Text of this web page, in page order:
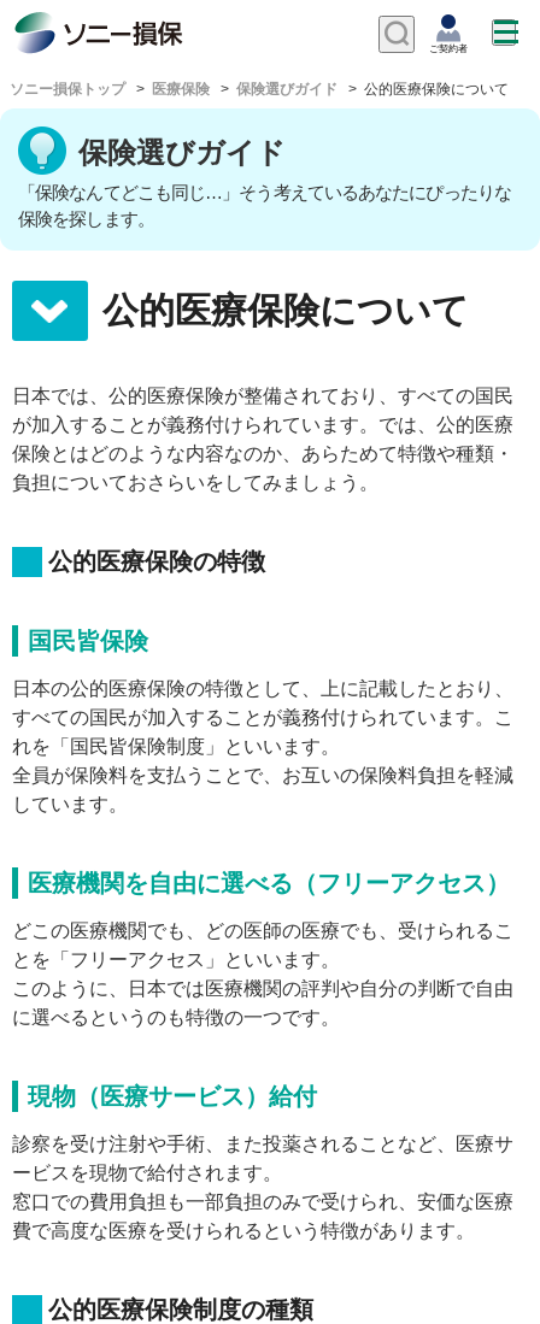
保険選びガイド
保険選びガイド
「保険なんてどこも同じ…」そう考えているあなたにぴったりな
保険を探します。
公的医療保険について
日本では、公的医療保険が整備されており、すべての国民
が加入することが義務付けられています。では、公的医療
保険とはどのような内容なのか、あらためて特徴や種類・
負担についておさらいをしてみましょう。
公的医療保険の特徴
国民皆保険
日本の公的医療保険の特徴として、上に記載したとおり、
すべての国民が加入することが義務付けられています。こ
れを「国民皆保険制度」といいます。
全員が保険料を支払うことで、お互いの保険料負担を軽減
しています。
医療機関を自由に選べる（フリーアクセス）
どこの医療機関でも、どの医師の医療でも、受けられるこ
とを「フリーアクセス」といいます。
このように、日本では医療機関の評判や自分の判断で自由
に選べるというのも特徴の一つです。
現物（医療サービス）給付
診察を受け注射や手術、また投薬されることなど、医療サ
ービスを現物で給付されます。
窓口での費用負担も一部負担のみで受けられ、安価な医療
費で高度な医療を受けられるという特徴があります。
公的医療保険制度の種類